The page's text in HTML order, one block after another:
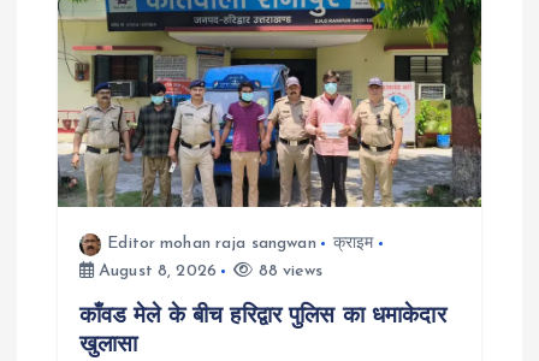
g
a
t
Editor mohan raja sangwan
क्राइम
August 8, 2026
88 views
काँवड मेले के बीच हरिद्वार पुलिस का धमाकेदार
खुलासा